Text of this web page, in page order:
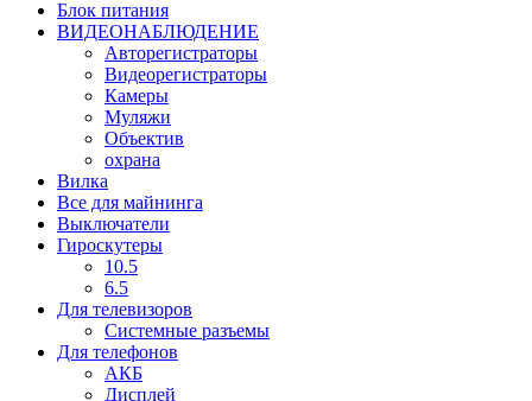
Блок питания
ВИДЕОНАБЛЮДЕНИЕ
Авторегистраторы
Видеорегистраторы
Камеры
Муляжи
Объектив
охрана
Вилка
Все для майнинга
Выключатели
Гироскутеры
10.5
6.5
Для телевизоров
Системные разъемы
Для телефонов
АКБ
Дисплей